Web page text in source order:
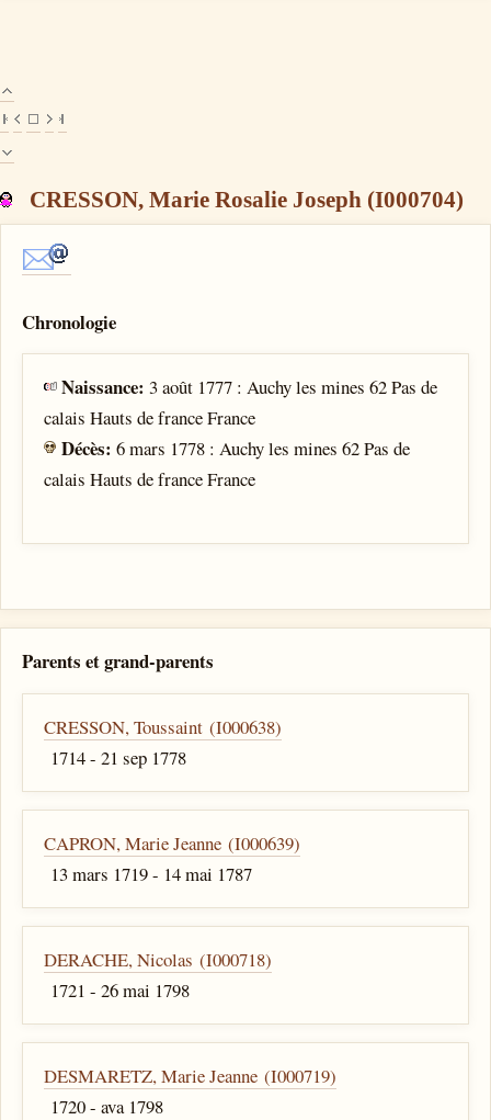
CRESSON, Marie Rosalie Joseph (I000704)
Chronologie
Naissance:3 août 1777 : Auchy les mines 62 Pas de
calais Hauts de france France
Décès:6 mars 1778 : Auchy les mines 62 Pas de
calais Hauts de france France
Parents et grand-parents
CRESSON, Toussaint (I000638)
1714 - 21 sep 1778
CAPRON, Marie Jeanne (I000639)
13 mars 1719 - 14 mai 1787
DERACHE, Nicolas (I000718)
1721 - 26 mai 1798
DESMARETZ, Marie Jeanne (I000719)
1720 - ava 1798